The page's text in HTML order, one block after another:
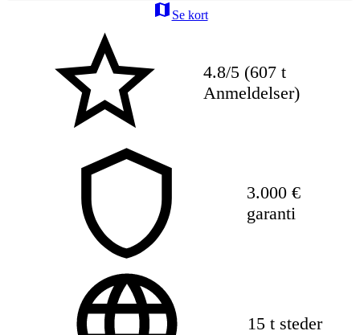
Se kort
4.8/5 (607 t
Anmeldelser)
3.000 €
garanti
15 t steder